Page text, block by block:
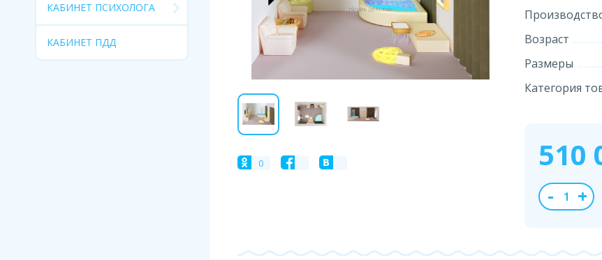
КАБИНЕТ ПСИХОЛОГА
КАБИНЕТ ПДД
0
Возраст
Размеры
Категория
510
- +